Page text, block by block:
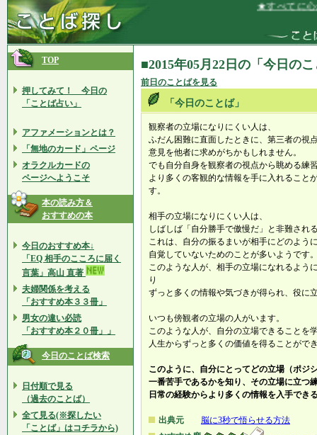
★すべてに心
TOP
押してみて！ 今日の
「ことば占い」
アファメーションとは？
「無地のカード」ページ
オラクルカードの
ページへようこそ
本の読み方＆
おすすめの本
今日のおすすめ本↓
「EQ 相手のこころに届く
言葉」高山 直著
夫婦関係を考える
「おすすめ本３３冊」
男女の違い必読
「おすすめ本２０冊」」
今日のことば検索
日付順で見る
（過去のことば）
全て見る(※探したい
「ことば」はコチラから)
■2015年05月22日の「今日の
前日のことばを見る
「今日のことば」
観察者の立場になりにくい人は、
ふだん困難に直面したときに、第三者の視
意見を他者に求めがちかもしれません。
でも自分自身を観察者の視点から眺める練
より多くの客観的な情報を手に入れること
す。
相手の立場になりにくい人は、
しばしば「自分勝手で傲慢だ」と非難され
これは、自分の振るまいが相手にどのよう
自覚していないためのことが多いようです
このような人が、相手の立場になれるよう
り
ずっと多くの情報や気づきが得られ、役に
いつも傍観者の立場の人がいます。
このような人が、自分の立場できることを
人生からずっと多くの価値を得ることがで
このように、自分にとってどの立場（ポジ
一番苦手であるかを知り、その立場に立つ
日常の経験からより多くの情報を入手でき
出典元
脳に3秒で悟らせる方法